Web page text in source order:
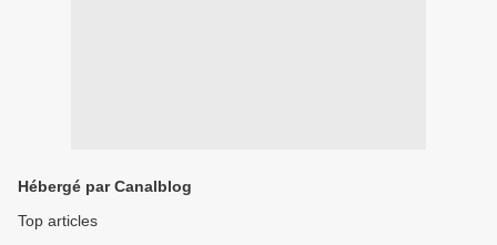
Hébergé par Canalblog
Top articles